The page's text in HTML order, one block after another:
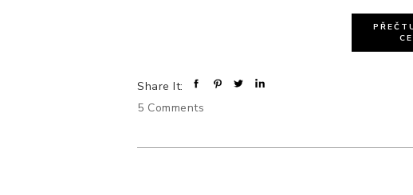
Share It:
5 Comments